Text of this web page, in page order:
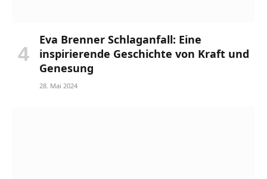
Eva Brenner Schlaganfall: Eine
inspirierende Geschichte von Kraft und
Genesung
28. Mai 2024